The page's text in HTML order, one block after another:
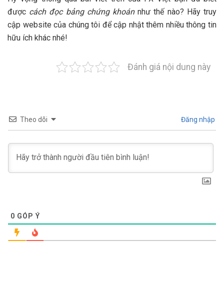
được cách đọc bảng chứng khoánnhư thế nào? Hãy truy
cập website của chúng tôi để cập nhật thêm nhiều thông tin
hữu ích khác nhé!
Đánh giá nội dung này
Theo dõi Đăng nhập
0 GÓP Ý